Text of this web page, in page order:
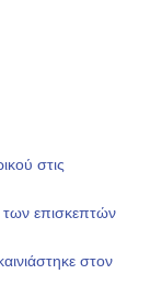
στις
των επισκεπτών
στον